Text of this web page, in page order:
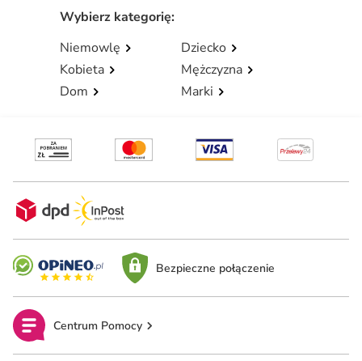
Wybierz kategorię:
Niemowlę
Dziecko
Kobieta
Mężczyzna
Dom
Marki
Bezpieczne połączenie
Centrum Pomocy